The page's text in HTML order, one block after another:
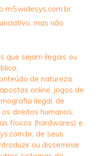
m5.widesys.com.br
mas não
que sejam ilegais ou
de natureza
online, jogos de
ilegal, de
direitos humanos;
físicos (hardwares) e
de seus
ou disseminar